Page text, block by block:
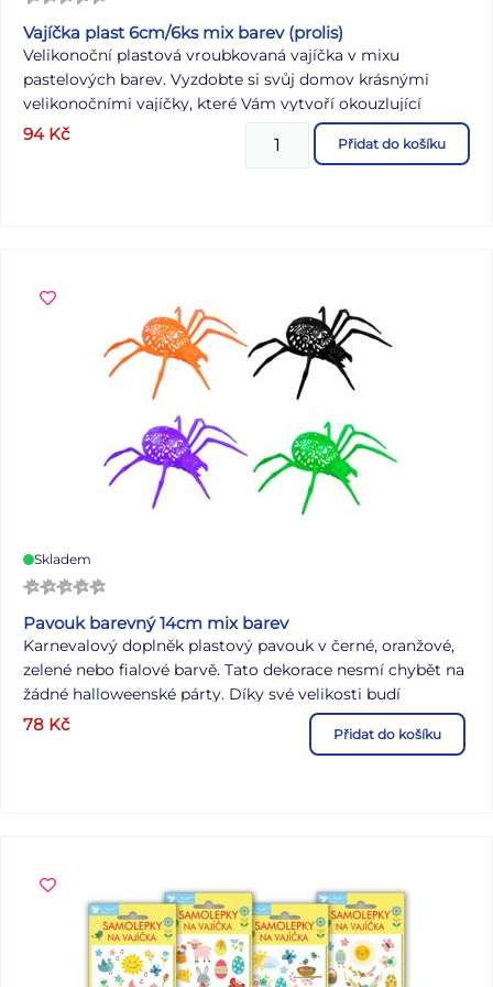
Vajíčka plast 6cm/6ks mix barev (prolis)
Velikonoční plastová vroubkovaná vajíčka v mixu
pastelových barev. Vyzdobte si svůj domov krásnými
velikonočními vajíčky, které Vám vytvoří okouzlující
atmosféru Velikonoc! Tuto dekoraci můžete použít na
dekorování velikonočních věnců nebo větviček. Vajíčka
94 Kč Přidat do košíku
Skladem
Pavouk barevný 14cm mix barev
Karnevalový doplněk plastový pavouk v černé, oranžové,
zelené nebo fialové barvě. Tato dekorace nesmí chybět na
žádné halloweenské párty. Díky své velikosti budí
pozornost a v mnohých vyvolává pocit strachu. Pavouk je
vyrobený z plastu, díky tomu je vhodný jak do interiéru
78 Kč Přidat do košíku